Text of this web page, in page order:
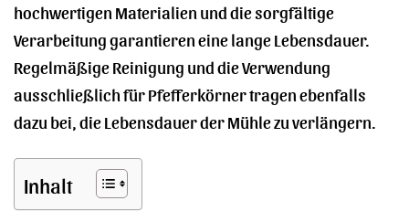
hochwertigen Materialien und die sorgfältige
Verarbeitung garantieren eine lange Lebensdauer.
Regelmäßige Reinigung und die Verwendung
ausschließlich für Pfefferkörner tragen ebenfalls
dazu bei, die Lebensdauer der Mühle zu verlängern.
Inhalt